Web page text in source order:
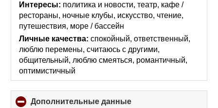
Интересы: политика и новости, театр, кафе /
рестораны, ночные клубы, искусcтво, чтение,
путешествия, море / бассейн
Личные качества: спокойный, ответственный,
люблю перемены, считаюсь с другими,
общительный, люблю смеяться, романтичный,
оптимистичный
Дополнительные данные